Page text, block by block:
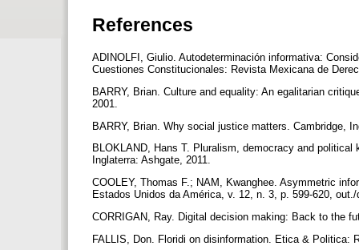
References
ADINOLFI, Giulio. Autodeterminación informativa:
Cuestiones Constitucionales: Revista Mexicana de
BARRY, Brian. Culture and equality: An egalitarian
2001.
BARRY, Brian. Why social justice matters. Cambridge,
BLOKLAND, Hans T. Pluralism, democracy and
Inglaterra: Ashgate, 2011.
COOLEY, Thomas F.; NAM, Kwanghee. Asymmetric
Estados Unidos da América, v. 12, n. 3, p. 599-620,
CORRIGAN, Ray. Digital decision making: Back to the
FALLIS, Don. Floridi on disinformation. Etica &